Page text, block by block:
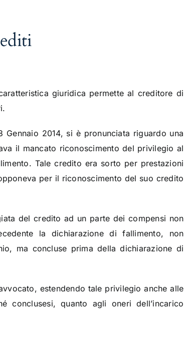
giuridica permette al creditore di
2014, si è pronunciata riguardo una
il mancato riconoscimento del privilegio al
Tale credito era sorto per prestazioni
per il riconoscimento del suo credito
del credito ad un parte dei compensi non
la dichiarazione di fallimento, non
ma concluse prima della dichiarazione di
estendendo tale privilegio anche alle
conclusesi, quanto agli oneri dell’incarico